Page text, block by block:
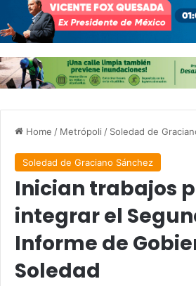
Home / Metrópoli / Soledad de
Soledad de Graciano Sánchez
Inician trabajos
integrar el
Informe de
Soledad